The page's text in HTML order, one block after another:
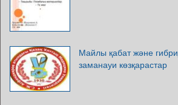
Майлы қабат және
заманауи көзқарастар